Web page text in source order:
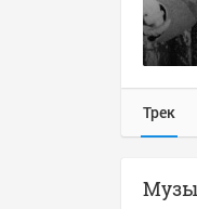
Трек